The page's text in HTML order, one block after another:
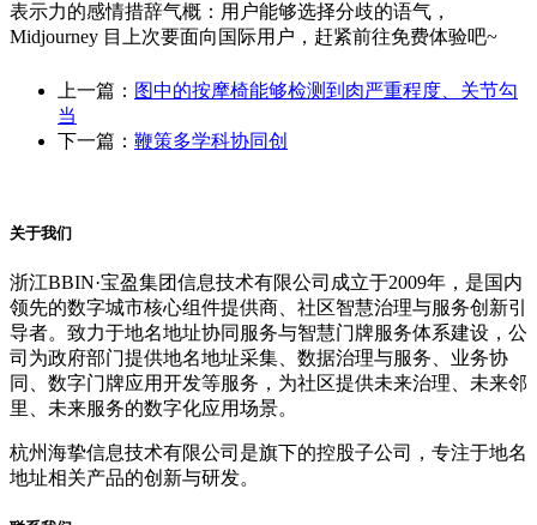
表示力的感情措辞气概：用户能够选择分歧的语气，
Midjourney 目上次要面向国际用户，赶紧前往免费体验吧~
上一篇： 图中的按摩椅能够检测到肉严重程度、关节勾
当
下一篇： 鞭策多学科协同创
关于我们
浙江BBIN·宝盈集团信息技术有限公司成立于2009年，是国内
领先的数字城市核心组件提供商、社区智慧治理与服务创新引
导者。致力于地名地址协同服务与智慧门牌服务体系建设，公
司为政府部门提供地名地址采集、数据治理与服务、业务协
同、数字门牌应用开发等服务，为社区提供未来治理、未来邻
里、未来服务的数字化应用场景。
杭州海挚信息技术有限公司是旗下的控股子公司，专注于地名
地址相关产品的创新与研发。